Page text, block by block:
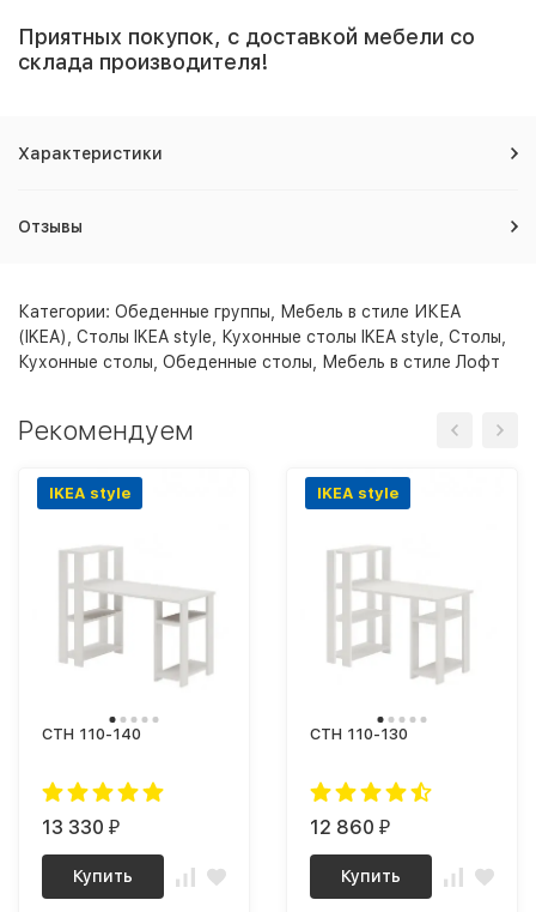
Приятных покупок, с доставкой мебели со
склада производителя!
Характеристики
Отзывы
Категории: Обеденные группы
Мебель в стиле ИКЕА
(IKEA)
Столы IKEA style Кухонные столы IKEA style Столы
Кухонные столы Обеденные столы Мебель в стиле Лофт
Рекомендуем
IKEA style
СТН 110-140
13 330 ₽
Купить
IKEA style
СТН 110-130
12 860 ₽
Купить